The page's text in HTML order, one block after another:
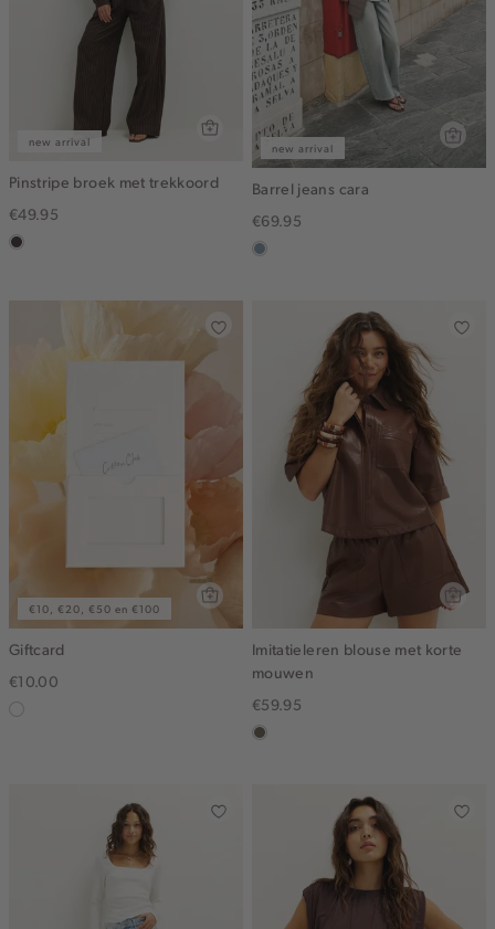
new arrival
Pinstripe broek met trekkoord
€49.95
choco
new arrival
Barrel jeans cara
€69.95
dusty
€10, €20, €50 en €100
Giftcard
€10.00
Imitatieleren blouse met korte
mouwen
€59.95
middenbruin